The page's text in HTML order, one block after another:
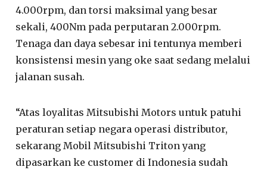
4.000rpm, dan torsi maksimal yang besar
sekali, 400Nm pada perputaran 2.000rpm.
Tenaga dan daya sebesar ini tentunya memberi
konsistensi mesin yang oke saat sedang melalui
jalanan susah.
“Atas loyalitas Mitsubishi Motors untuk patuhi
peraturan setiap negara operasi distributor,
sekarang Mobil Mitsubishi Triton yang
dipasarkan ke customer di Indonesia sudah